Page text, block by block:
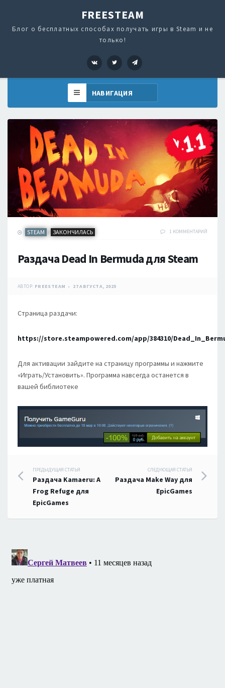
FREESTEAM
Блог о бесплатных способах получать игры в Steam и не
только!
VK Twitter
STEAM / ЗАКОНЧИЛАСЬ 1 КОММЕНТАРИЙ
Раздача Dead In Bermuda для Steam
АВТОР: FREESTEAM 27 АВГУСТА, 2025
Страница раздачи:
https://store.steampowered.com/app/384310/
Для активации зайдите на страницу программы и нажмите
«Играть/Установить». Программа навсегда останется в
вашей библиотеке
Навигация
по
записям
ПРЕДЫДУЩАЯ СТАТЬЯ
Раздача Kamaeru: A
Frog Refuge для
EpicGames
СЛЕДУЮЩАЯ СТАТЬЯ
Раздача Make Way для
EpicGames